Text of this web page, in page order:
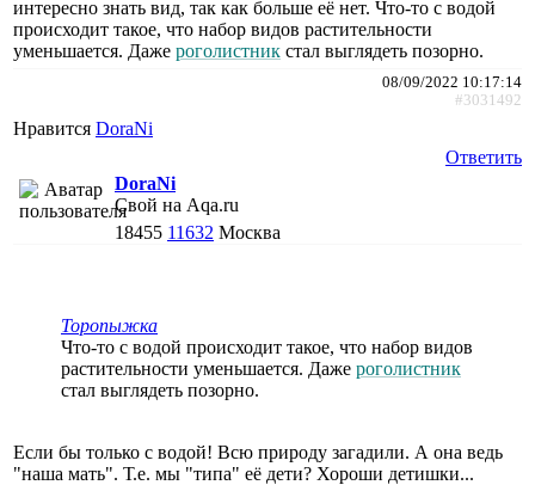
интересно знать вид, так как больше её нет. Что-то с водой
происходит такое, что набор видов растительности
уменьшается. Даже роголистник стал выглядеть позорно.
08/09/2022 10:17:14
#3031492
Нравится DoraNi
Ответить
DoraNi
Свой на Aqa.ru
18455 11632 Москва
Торопыжка
Что-то с водой происходит такое, что набор видов
растительности уменьшается. Даже роголистник
стал выглядеть позорно.
Если бы только с водой! Всю природу загадили. А она ведь
"наша мать". Т.е. мы "типа" её дети? Хороши детишки...